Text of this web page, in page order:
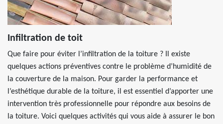
Infiltration de toit
Que faire pour éviter l’infiltration de la toiture ? Il existe
quelques actions préventives contre le problème d’humidité de
la couverture de la maison. Pour garder la performance et
l’esthétique durable de la toiture, il est essentiel d’apporter une
intervention très professionnelle pour répondre aux besoins de
la toiture. Voici quelques activités qui vous aide à assurer le bon